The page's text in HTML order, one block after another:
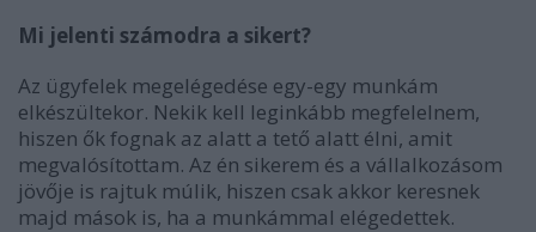
Mi jelenti számodra a sikert?
Az ügyfelek megelégedése egy-egy munkám
elkészültekor. Nekik kell leginkább megfelelnem,
hiszen ők fognak az alatt a tető alatt élni, amit
megvalósítottam. Az én sikerem és a vállalkozásom
jövője is rajtuk múlik, hiszen csak akkor keresnek
majd mások is, ha a munkámmal elégedettek.